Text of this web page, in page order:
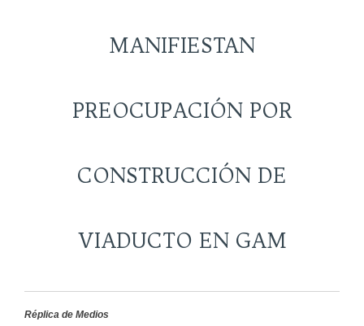
MANIFIESTAN
PREOCUPACIÓN POR
CONSTRUCCIÓN DE
VIADUCTO EN GAM
Réplica de Medios